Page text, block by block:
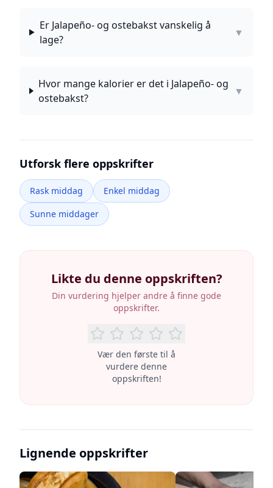
Er Jalapeño- og ostebakst vanskelig å
lage?
▼
Hvor mange kalorier er det i Jalapeño- og
ostebakst?
▼
Utforsk flere oppskrifter
Rask middag
Enkel middag
Sunne middager
Likte du denne oppskriften?
Din vurdering hjelper andre å finne gode
oppskrifter.
Vær den første til å
vurdere denne
oppskriften!
Lignende oppskrifter